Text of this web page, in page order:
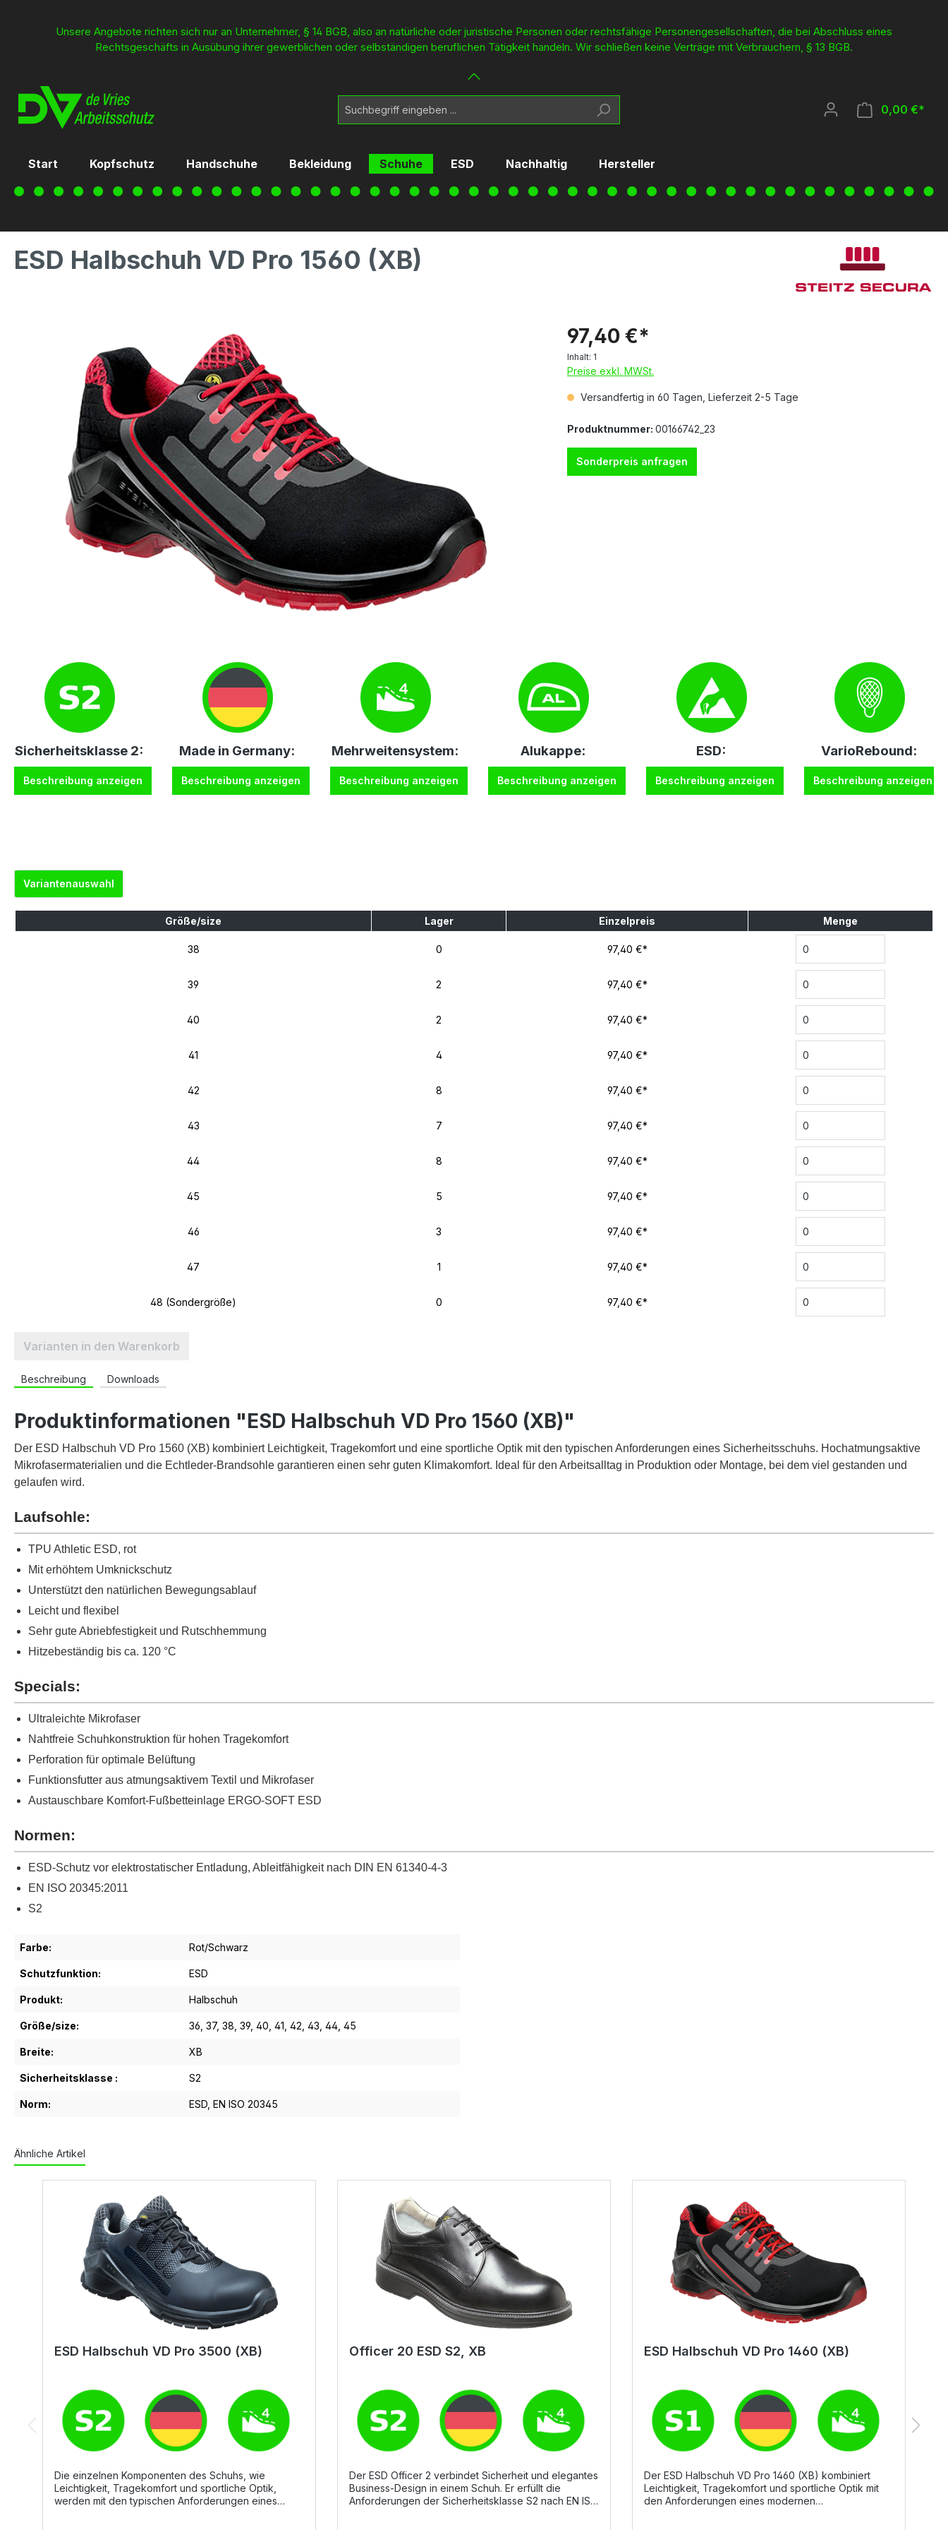
Unsere Angebote richten sich nur an Unternehmer, § 14 BGB, also an natürliche oder juristische Personen oder rechtsfähige Personengesellschaften, die bei Abschluss eines
Rechtsgeschäfts in Ausübung ihrer gewerblichen oder selbständigen beruflichen Tätigkeit handeln. Wir schließen keine Verträge mit Verbrauchern, § 13 BGB.
0,00 €*
Start Kopfschutz Handschuhe Bekleidung Schuhe ESD Nachhaltig Hersteller
ESD Halbschuh VD Pro 1560 (XB)
97,40 €*
Inhalt: 1
Preise exkl. MWSt.
Versandfertig in 60 Tagen, Lieferzeit 2-5 Tage
Produktnummer: 00166742_23
Sonderpreis anfragen
Sicherheitsklasse 2:
Beschreibung anzeigen
Made in Germany:
Beschreibung anzeigen
Mehrweitensystem:
Beschreibung anzeigen
Alukappe:
Beschreibung anzeigen
ESD:
Beschreibung anzeigen
VarioRebound:
Beschreibung anzeigen
Variantenauswahl
Größe/size Lager Einzelpreis Menge
38 0 97,40 €*
39 2 97,40 €*
40 2 97,40 €*
41 4 97,40 €*
42 8 97,40 €*
43 7 97,40 €*
44 8 97,40 €*
45 5 97,40 €*
46 3 97,40 €*
47 1 97,40 €*
48 (Sondergröße) 0 97,40 €*
Varianten in den Warenkorb
Beschreibung Downloads
Produktinformationen "ESD Halbschuh VD Pro 1560 (XB)"
Der ESD Halbschuh VD Pro 1560 (XB) kombiniert Leichtigkeit, Tragekomfort und eine sportliche Optik mit den typischen Anforderungen eines Sicherheitsschuhs. Hochatmungsaktive
Mikrofasermaterialien und die Echtleder-Brandsohle garantieren einen sehr guten Klimakomfort. Ideal für den Arbeitsalltag in Produktion oder Montage, bei dem viel gestanden und
gelaufen wird.
Laufsohle:
TPU Athletic ESD, rot
Mit erhöhtem Umknickschutz
Unterstützt den natürlichen Bewegungsablauf
Leicht und flexibel
Sehr gute Abriebfestigkeit und Rutschhemmung
Hitzebeständig bis ca. 120 °C
Specials:
Ultraleichte Mikrofaser
Nahtfreie Schuhkonstruktion für hohen Tragekomfort
Perforation für optimale Belüftung
Funktionsfutter aus atmungsaktivem Textil und Mikrofaser
Austauschbare Komfort-Fußbetteinlage ERGO-SOFT ESD
Normen:
ESD-Schutz vor elektrostatischer Entladung, Ableitfähigkeit nach DIN EN 61340-4-3
EN ISO 20345:2011
S2
Farbe: Rot/Schwarz
Schutzfunktion: ESD
Produkt: Halbschuh
Größe/size: 36 , 37, 38 , 39 , 40 , 41 , 42 , 43 , 44 , 45
Breite: XB
Sicherheitsklasse : S2
Norm: ESD , EN ISO 20345
Ähnliche Artikel
ESD Halbschuh VD Pro 3500 (XB)
Die einzelnen Komponenten des Schuhs, wie
Leichtigkeit, Tragekomfort und sportliche Optik,
werden mit den typischen Anforderungen eines
Officer 20 ESD S2, XB
Der ESD Officer 2 verbindet Sicherheit und elegantes
Business-Design in einem Schuh. Er erfüllt die
Anforderungen der Sicherheitsklasse S2 nach EN ISO
ESD Halbschuh VD Pro 1460 (XB)
Der ESD Halbschuh VD Pro 1460 (XB) kombiniert
Leichtigkeit, Tragekomfort und sportliche Optik mit
den Anforderungen eines modernen